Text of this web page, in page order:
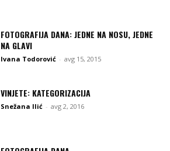
FOTOGRAFIJA DANA: JEDNE NA NOSU, JEDNE
NA GLAVI
Ivana Todorović - avg 15, 2015
VINJETE: KATEGORIZACIJA
Snežana Ilić - avg 2, 2016